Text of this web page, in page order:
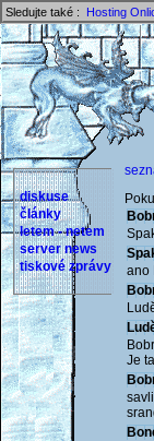
Sledujte také : Hosting
diskuse
články
letem - netem
server news
tiskové zprávy
ano
Je